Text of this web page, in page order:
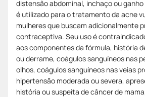
distensão abdominal, inchaço ou ganho
é utilizado para o tratamento da acne
mulheres que buscam adicionalmente
contraceptiva. Seu uso é
aos componentes da fórmula, história
ou derrame, coágulos sanguíneos nas
olhos, coágulos sanguíneos nas veias
hipertensão moderada ou severa,
história ou suspeita de câncer de